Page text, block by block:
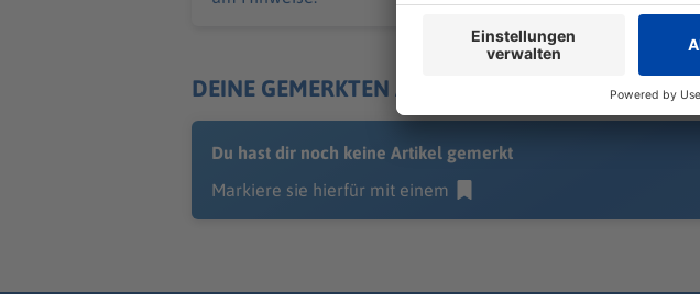
DEINE GEMERKTEN ARTIKEL
Du hast dir noch keine Artikel gemerkt
Markiere sie hierfür mit einem